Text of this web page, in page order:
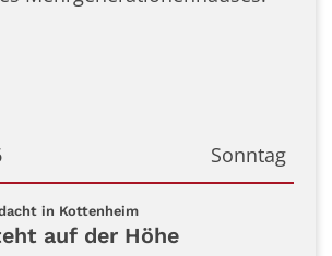
Sonntag
2026
in Kottenheim:
auf der Höhe